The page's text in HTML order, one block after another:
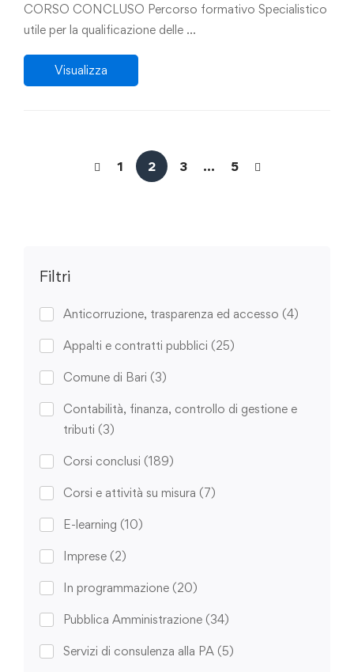
Filtri
Anticorruzione, trasparenza ed accesso (4)
Appalti e contratti pubblici (25)
Comune di Bari (3)
Contabilità, finanza, controllo di gestione e
tributi (3)
Corsi conclusi (189)
Corsi e attività su misura (7)
E-learning (10)
Imprese (2)
In programmazione (20)
Pubblica Amministrazione (34)
Servizi di consulenza alla PA (5)
CORSO CONCLUSO Percorso formativo Specialistico
utile per la qualificazione delle …
Visualizza
1 2 3 … 5